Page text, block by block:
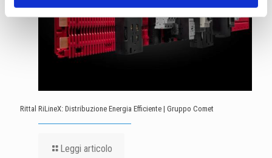
Rittal RiLineX: Distribuzione Energia Efficiente | Gruppo Comet
Leggi articolo